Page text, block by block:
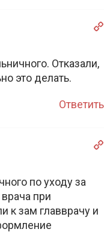
Отказали,
это делать.
Ответить
по уходу за
при
к зам главврачу и